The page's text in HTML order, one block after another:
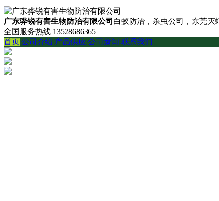
广东骅锐有害生物防治有限公司 白蚁防治，杀虫公司，东莞灭
全国服务热线 13528686365
首页 公司介绍 产品供应 公司新闻 联系我们